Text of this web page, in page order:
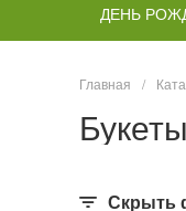
ДЕНЬ
Главная /
Скрыть